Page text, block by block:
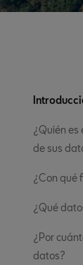
¿Quién es
de sus
¿Con qué
¿Qué
¿Por
datos?